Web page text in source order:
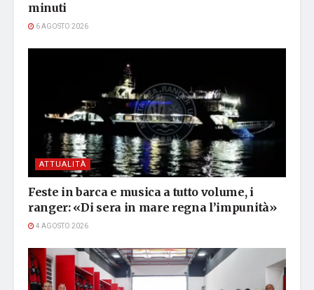
minuti
6 AGOSTO 2026
ATTUALITÀ
Feste in barca e musica a tutto volume, i
ranger: «Di sera in mare regna l’impunità»
4 AGOSTO 2026